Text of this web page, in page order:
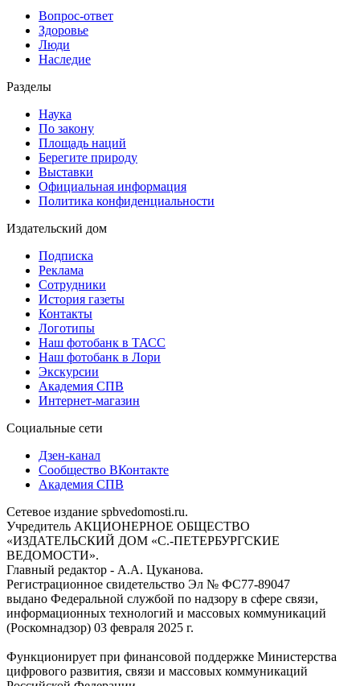
Вопрос-ответ
Здоровье
Люди
Наследие
Разделы
Наука
По закону
Площадь наций
Берегите природу
Выставки
Официальная информация
Политика конфиденциальности
Издательский дом
Подписка
Реклама
Сотрудники
История газеты
Контакты
Логотипы
Наш фотобанк в ТАСС
Наш фотобанк в Лори
Экскурсии
Академия СПВ
Интернет-магазин
Социальные сети
Дзен-канал
Сообщество ВКонтакте
Академия СПВ
Сетевое издание spbvedomosti.ru.
Учредитель АКЦИОНЕРНОЕ ОБЩЕСТВО
«ИЗДАТЕЛЬСКИЙ ДОМ «С.-ПЕТЕРБУРГСКИЕ
ВЕДОМОСТИ».
Главный редактор - А.А. Цуканова.
Регистрационное свидетельство Эл № ФС77-89047
выдано Федеральной службой по надзору в сфере связи,
информационных технологий и массовых коммуникаций
(Роскомнадзор) 03 февраля 2025 г.
Функционирует при финансовой поддержке Министерства
цифрового развития, связи и массовых коммуникаций